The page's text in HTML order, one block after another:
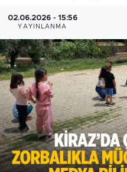
02.06.2026 - 15:56
YAYINLANMA